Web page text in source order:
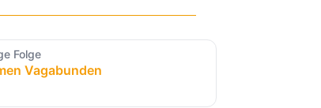
Folge
Vagabunden